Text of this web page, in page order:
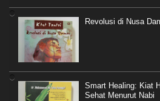
Revolusi di Nusa
Smart Healing: Kiat
Sehat Menurut Nabi